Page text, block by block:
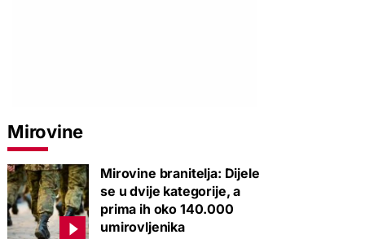
Mirovine
Mirovine branitelja: Dijele
se u dvije kategorije, a
prima ih oko 140.000
umirovljenika